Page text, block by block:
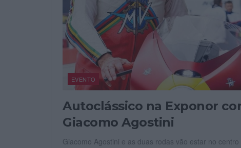
EVENTO
Autoclássico na Exponor
Giacomo Agostini
Giacomo Agostini e as duas rodas vão estar no centro